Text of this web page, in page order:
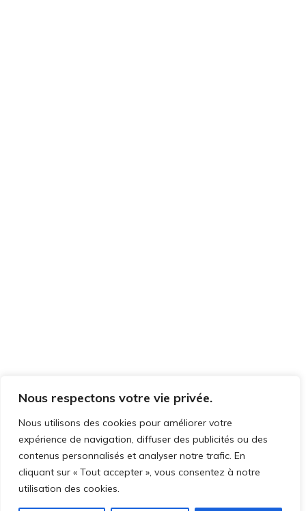
Nous respectons votre vie privée.
Nous utilisons des cookies pour améliorer votre
expérience de navigation, diffuser des publicités ou des
contenus personnalisés et analyser notre trafic. En
cliquant sur « Tout accepter », vous consentez à notre
utilisation des cookies.